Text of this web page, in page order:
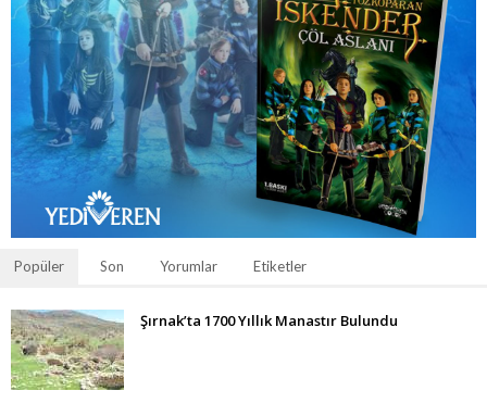
Popüler Son Yorumlar Etiketler
Şırnak’ta 1700 Yıllık Manastır Bulundu